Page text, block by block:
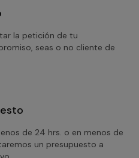
la petición de tu
seas o no cliente de
de 24 hrs. o en menos de
un presupuesto a